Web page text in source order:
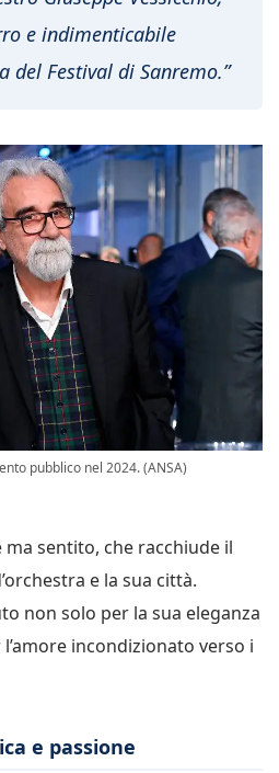
e indimenticabile
del Festival di Sanremo.”
pubblico nel 2024. (ANSA)
sentito, che racchiude il
e la sua città.
non solo per la sua eleganza
incondizionato verso i
e passione